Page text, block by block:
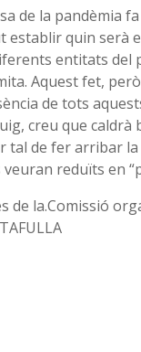
de la pandèmia
establir quin
entitats del
Aquest fet,
de tots
creu que
tal de fer arribar
reduïts en
de la.Comissió